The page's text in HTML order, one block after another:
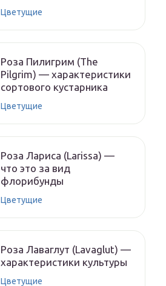
Цветущие
Роза Пилигрим (The
Pilgrim) — характеристики
сортового кустарника
Цветущие
Роза Лариса (Larissa) —
что это за вид
флорибунды
Цветущие
Роза Лаваглут (Lavaglut) —
характеристики культуры
Цветущие